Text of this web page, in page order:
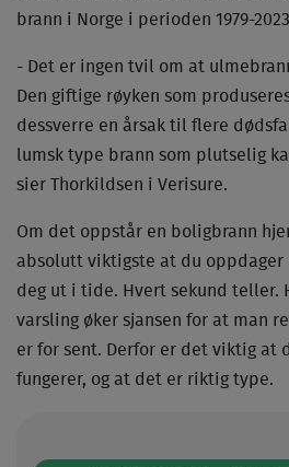
brann i Norge i perioden 1979-
- Det er ingen tvil om at
Den giftige røyken som
dessverre en årsak til flere
lumsk type brann som plutselig
sier Thorkildsen i Verisure.
Om det oppstår en boligbrann
absolutt viktigste at du oppdager
deg ut i tide. Hvert sekund teller.
varsling øker sjansen for at man
er for sent. Derfor er det viktig at
fungerer, og at det er riktig type.